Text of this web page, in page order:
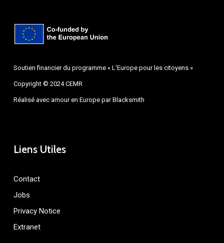
Soutien financier du programme « L'Europe pour les citoyens »
Copyright © 2024 CEMR
Réalisé avec amour en Europe parBlacksmith
Liens Utiles
Contact
Jobs
Privacy Notice
Extranet